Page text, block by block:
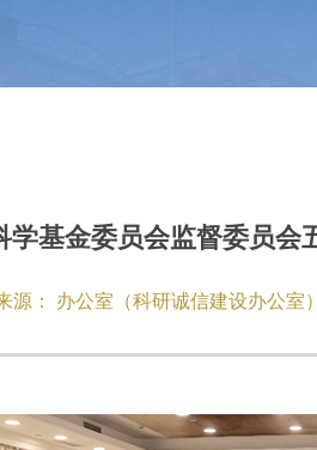
学基金委员会监督委员
源： 办公室（科研诚信建设办公室）